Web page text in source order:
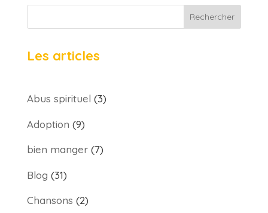
Rechercher
Les articles
Abus spirituel (3)
Adoption (9)
bien manger(7)
Blog (31)
Chansons (2)